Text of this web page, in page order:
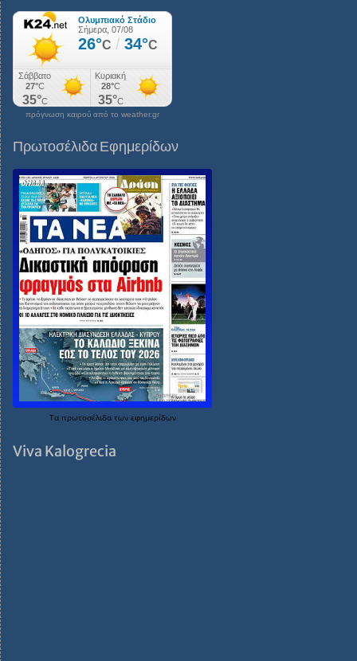
πρόγνωση καιρού από το weather.gr
Πρωτοσέλιδα Εφημερίδων
Τα πρωτοσέλιδα των εφημερίδων
Viva Kalogrecia